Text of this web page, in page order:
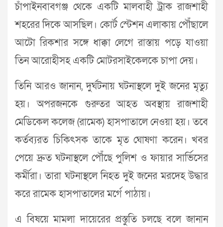
চাঁপাইনবাবগঞ্জ থেকে একটি মালবাহী ট্রাক রাজশাহী
শহরের দিকে আসছিল। কোর্ট স্টেশন এলাকায় পৌঁছালে
আটো রিকশার সঙ্গে ধাক্কা লেগে রাস্তায় পড়ে যাওয়া
তিন আরোহীসহ একটি মোটরসাইকেলকে চাপা দেয়।
তিনি আরও জানান, দুর্ঘটনায় ঘটনাস্থলে দুই জনের মৃত্যু
হয়। অপরজনকে গুরুতর আহত অবস্থায় রাজশাহী
মেডিকেল কলেজ (রামেক) হাসপাতালে নেওয়া হয়। তবে
কর্তব্যরত চিকিৎসক তাকে মৃত ঘোষণা করেন। খবর
পেয়ে দ্রুত ঘটনাস্থলে পৌঁছে পুলিশ ও ফায়ার সার্ভিসের
কর্মীরা। তারা ঘটনাস্থলে নিহত দুই জনের মরদেহ উদ্ধার
করে রামেক হাসপাতালের মর্গে পাঠায়।
এ বিষয়ে মামলা দায়েরের প্রস্তুতি চলছে বলে জানান